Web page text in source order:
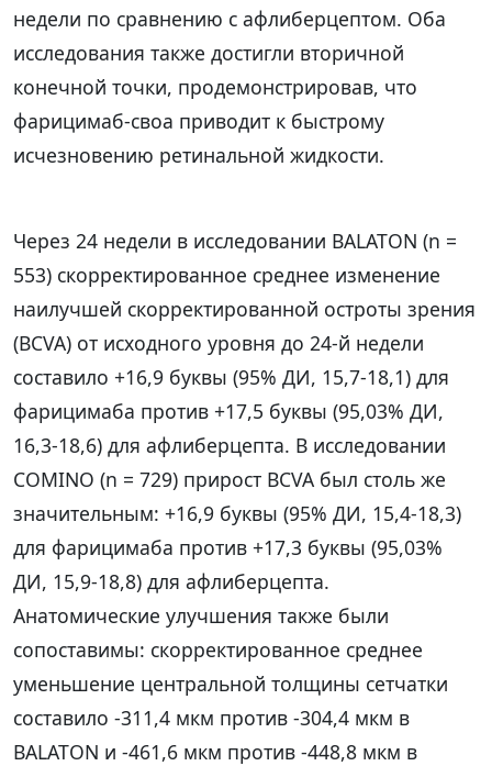
недели по сравнению с афлиберцептом. Оба
исследования также достигли вторичной
конечной точки, продемонстрировав, что
фарицимаб-своа приводит к быстрому
исчезновению ретинальной жидкости.
Через 24 недели в исследовании BALATON (n =
553) скорректированное среднее изменение
наилучшей скорректированной остроты зрения
(BCVA) от исходного уровня до 24-й недели
составило +16,9 буквы (95% ДИ, 15,7-18,1) для
фарицимаба против +17,5 буквы (95,03% ДИ,
16,3-18,6) для афлиберцепта. В исследовании
COMINO (n = 729) прирост BCVA был столь же
значительным: +16,9 буквы (95% ДИ, 15,4-18,3)
для фарицимаба против +17,3 буквы (95,03%
ДИ, 15,9-18,8) для афлиберцепта.
Анатомические улучшения также были
сопоставимы: скорректированное среднее
уменьшение центральной толщины сетчатки
составило -311,4 мкм против -304,4 мкм в
BALATON и -461,6 мкм против -448,8 мкм в